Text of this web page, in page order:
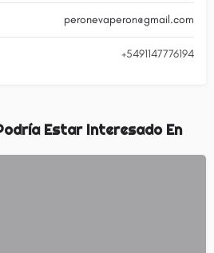
peronevaperon@gmail.com
+5491147776194
Estar Interesado En